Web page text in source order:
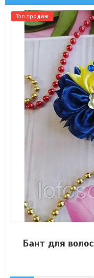
Топ продаж
Бант для